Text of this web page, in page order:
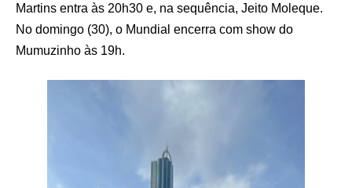
Martins entra às 20h30 e, na sequência, Jeito Moleque.
No domingo (30), o Mundial encerra com show do
Mumuzinho às 19h.